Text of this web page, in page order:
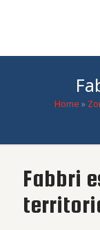
Home »
Fabbri